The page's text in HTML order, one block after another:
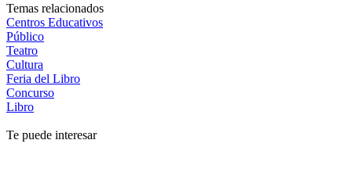
Temas relacionados
Centros Educativos
Público
Teatro
Cultura
Feria del Libro
Concurso
Libro
Te puede interesar